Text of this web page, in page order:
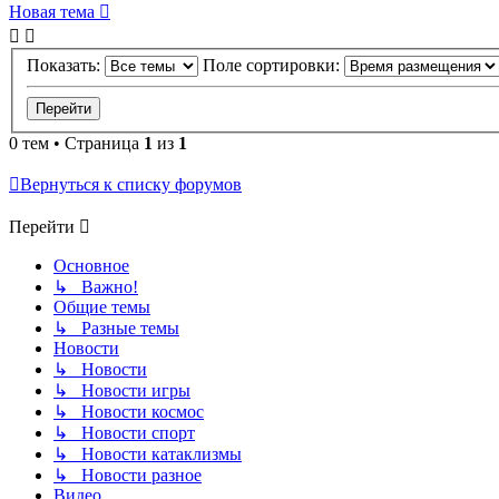
Новая тема
Показать: Поле сортировки:
0 тем • Страница 1 из 1
Вернуться к списку форумов
Перейти
Основное
↳ Важно!
Общие темы
↳ Разные темы
Новости
↳ Новости
↳ Новости игры
↳ Новости космос
↳ Новости спорт
↳ Новости катаклизмы
↳ Новости разное